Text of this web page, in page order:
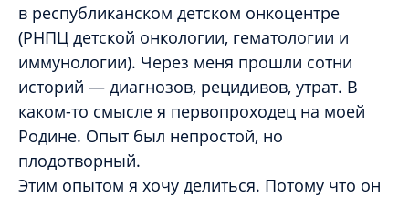
в республиканском детском онкоцентре
(РНПЦ детской онкологии, гематологии и
иммунологии). Через меня прошли сотни
историй — диагнозов, рецидивов, утрат. В
каком-то смысле я первопроходец на моей
Родине. Опыт был непростой, но
плодотворный.
Этим опытом я хочу делиться. Потому что он